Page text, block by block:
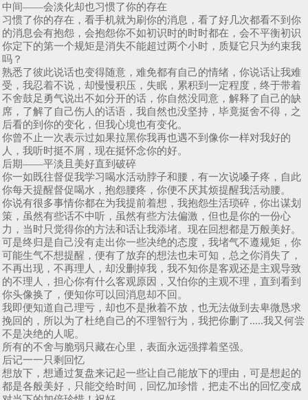
中间——会淡化却也习惯了你的存在
习惯了你的存在，看手机就为刷你的消息，看了好几次都看不到你
的消息会有抱怨，会抱怨你不如初识时的时时都在，会不平衡初识
你定下的第一个规矩是消失不能超过两个小时，质疑它只为约束我
吗？
熟悉了彼此说话也变得随意，难免都有自己的情绪，你说话让我难
受，我忍着不说，却慢慢积压，失眠，累积到一定程度，终于带着
不舍鼓足勇气说出不如分开的话，你自然没同意，解释了自己的缺
席，了解了自己伤人的话语，我自然也没坚持，毕竟挺舍不得，之
后看的到你的变化，但我心境也有变化。
你曾不止一次表示过如果拉黑你我再也遇不到像你一样对我好的
人，我听时挺不屑，现在挺怀念你的好。
后期——平淡且美好直到破碎
你一如既往督促我学习喝水活动脖子和腰，有一次说嗓子疼，自此
你每天提醒督促喝水，抱怨腰疼，你便不厌其烦提醒我活动腰。
你说有很多事情你都在为我提前着想，我抱怨生活琐碎，你出谋划
策，虽然有些话不中听，虽然有些方法偏激，但也是你的一份心
力，当时只觉得你的方法和话让我添堵。现在回想都是万般美好。
可是终归是自己没有走出你一些决绝的态度，我堵气不遵规矩，你
可能生气不想提醒，便有了放弃的想法也未可知，总之你消失了，
不再出现，不再理人，却没删掉我，我不知你是客观还是主观导致
的不理人，担心你有什么客观原因，又怕你的主观不理，直到看到
你头像换了，便知你可以回消息却不回。
我即便知道自己理亏，却也不是揪着不放，也无法做到去卑微恳求
挽回的，所以为了杜绝自己的不理智行为，我把你删了.....我又何尝
不是决绝的人呢。
所有的不舍与脆弱只藏在心里，表面永远强撑着坚强。
后记一一只剩回忆
想放下，想通过复盘来记起一些让自己能放下的理由，可是想起的
都是各般美好，只能交给时间，回忆加珍惜，把走不出的回忆变成